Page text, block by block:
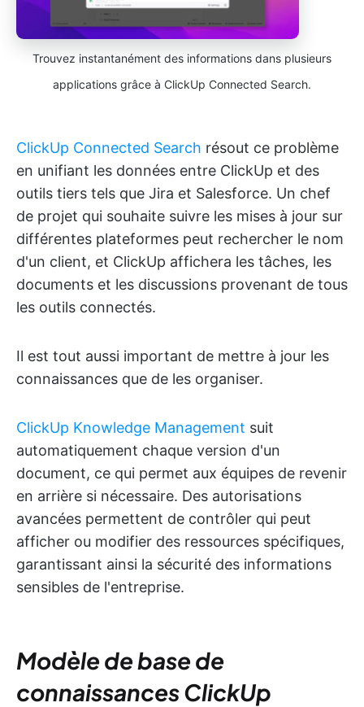
Trouvez instantanément des informations dans plusieurs
applications grâce à ClickUp Connected Search.
ClickUp Connected Search résout ce problème
en unifiant les données entre ClickUp et des
outils tiers tels que Jira et Salesforce. Un chef
de projet qui souhaite suivre les mises à jour sur
différentes plateformes peut rechercher le nom
d'un client, et ClickUp affichera les tâches, les
documents et les discussions provenant de tous
les outils connectés.
Il est tout aussi important de mettre à jour les
connaissances que de les organiser.
ClickUp Knowledge Management suit
automatiquement chaque version d'un
document, ce qui permet aux équipes de revenir
en arrière si nécessaire. Des autorisations
avancées permettent de contrôler qui peut
afficher ou modifier des ressources spécifiques,
garantissant ainsi la sécurité des informations
sensibles de l'entreprise.
Modèle de base de
connaissances ClickUp